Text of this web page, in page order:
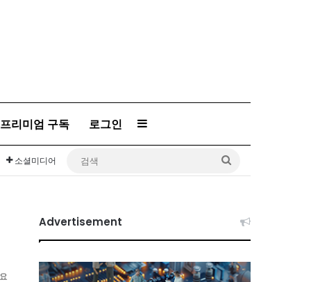
프리미엄 구독 로그인 Sidebar
소셜미디어
Advertisement